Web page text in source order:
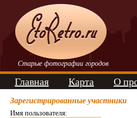
Старые фотографии городов
Главная Карта О
Зарегистрированные участники
Имя пользователя: